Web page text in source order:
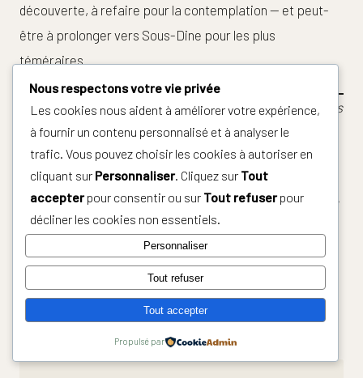
découverte, à refaire pour la contemplation — et peut-
être à prolonger vers Sous-Dine pour les plus
téméraires.
Vous avez randonné au Pas du Roc ? Partagez vos photos
et retours en commentaire avec le hashtag
#SummitsRiders.
À lire aussi sur SummitsRiders : notre guide complet du
Mont Charvin (2 409 m), l’ascension de la
(2 752 m
, et toutes nos randonnées dans le massif des
Nous respectons votre vie privée
Les cookies nous aident à améliorer votre expérience,
à fournir un contenu personnalisé et à analyser le
trafic. Vous pouvez choisir les cookies à autoriser en
cliquant sur Personnaliser. Cliquez sur Tout
accepterpour consentir ou sur Tout refuserpour
décliner les cookies non essentiels.
Personnaliser
Tout refuser
Tout accepter
Propulsé par